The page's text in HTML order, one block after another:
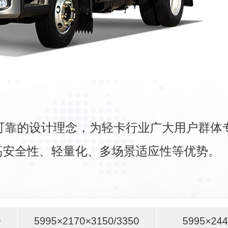
的设计理念，为轻卡行业广大用户群体
全性、轻量化、多场景适应性等优势。
5995×2170×3150/3350